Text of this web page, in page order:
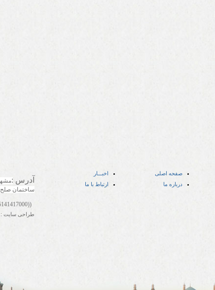
صفحه اصلی
اخبـــار
درباره ما
ارتباط با ما آدرس :
ساختمان صلح
((05141417000))
طراحی سایت :